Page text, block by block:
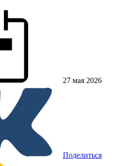
27 мая 2026
Поделиться